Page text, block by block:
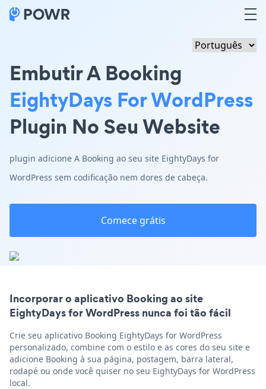
Embutir A Booking
EightyDays For WordPress
Plugin No Seu Website
plugin adicione A Booking ao seu site EightyDays for
WordPress sem codificação nem dores de cabeça.
Comece grátis
Incorporar o aplicativo Booking ao site
EightyDays for WordPress nunca foi tão fácil
Crie seu aplicativo Booking EightyDays for WordPress
personalizado, combine com o estilo e as cores do seu site e
adicione Booking à sua página, postagem, barra lateral,
rodapé ou onde você quiser no seu EightyDays for WordPress
local.